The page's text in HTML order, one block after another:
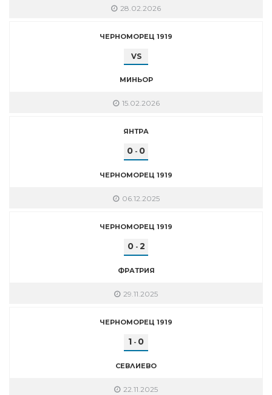
28.02.2026
ЧЕРНОМОРЕЦ 1919
VS
МИНЬОР
15.02.2026
ЯНТРА
0 - 0
ЧЕРНОМОРЕЦ 1919
06.12.2025
ЧЕРНОМОРЕЦ 1919
0- 2
ФРАТРИЯ
29.11.2025
ЧЕРНОМОРЕЦ 1919
1 - 0
СЕВЛИЕВО
22.11.2025